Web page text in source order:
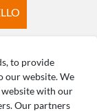
to provide
our website. We
with our
Our partners